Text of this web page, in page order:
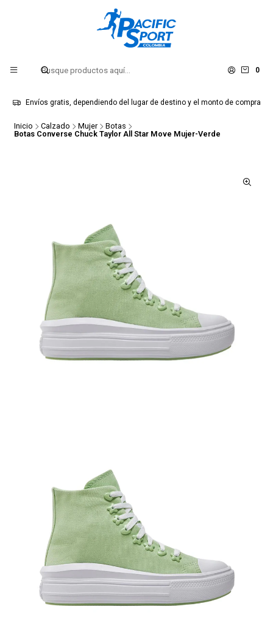
0
Envíos gratis, dependiendo del lugar de destino y el monto de compra
Inicio Calzado Mujer
Botas
Botas Converse Chuck Taylor All Star Move Mujer-Verde